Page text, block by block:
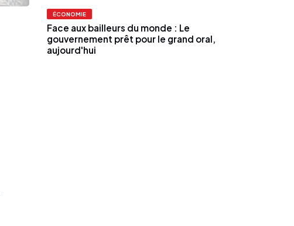
ÉCONOMIE
Face aux bailleurs du monde : Le
gouvernement prêt pour le grand oral,
aujourd'hui